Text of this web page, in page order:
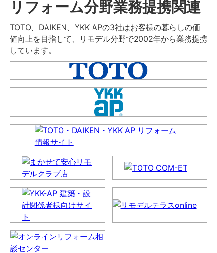
リフォーム分野業務提携関連
TOTO、DAIKEN、YKK APの3社はお客様の暮らしの価
値向上を目指して、リモデル分野で2002年から業務提携
しています。